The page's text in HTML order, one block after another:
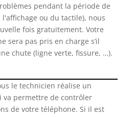
pendant la période de
ou du tactile), nous
fois gratuitement. Votre
sera pas pris en charge s’il
chute (ligne verte, fissure, …).
le technicien réalise un
va permettre de contrôler
de votre téléphone. Si il est